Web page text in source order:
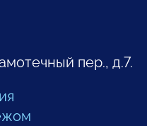
пер., д.7.